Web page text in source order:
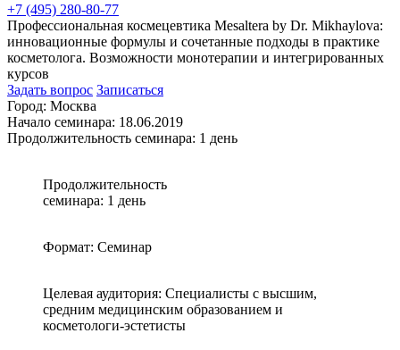
+7 (495) 280-80-77
Профессиональная космецевтика Mesaltera by Dr. Mikhaylova:
инновационные формулы и сочетанные подходы в практике
косметолога. Возможности монотерапии и интегрированных
курсов
Задать вопрос Записаться
Город: Москва
Начало семинара: 18.06.2019
Продолжительность семинара: 1 день
Продолжительность
семинара: 1 день
Формат: Семинар
Целевая аудитория: Специалисты с высшим,
средним медицинским образованием и
косметологи-эстетисты